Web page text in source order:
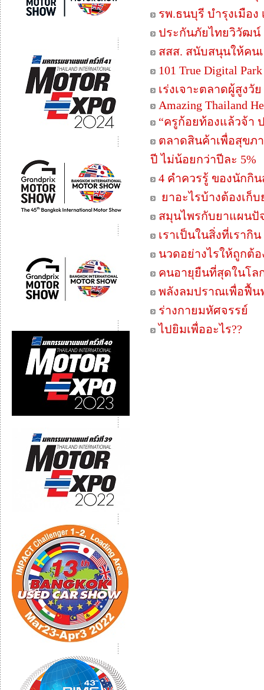
รพ.ธนบุรี บำรุงเมือ
ประกันภัยไทยวิวัฒน์
สสส. สนับสนุนให้คน
101 True Digital
เร่งเจาะตลาดผู้สูง
Amazing Thailand
“ครูก้อยท้องแล้วจ้า
ตลาดสินค้าเพื่อสุขภ
ปี ไม่น้อยกว่าปีละ 5%
4 คำควรรู้ ของนักกิ
ยาอะไรบ้างต้องเก็
สมุนไพรกับยาแผนปั
เราเป็นในสิ่งที่เรากิน
นวดอย่างไรให้ถูกต้อ
คนอายุยืนที่สุดในโล
พลังลมปราณเพื่อฟื้
ร่างกายมหัศจรรย์
ไปยิมเพื่ออะไร??